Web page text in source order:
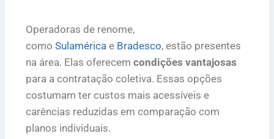
Operadoras de renome,
como Sulamérica e Bradesco, estão presentes
na área. Elas oferecem condições vantajosas
para a contratação coletiva. Essas opções
costumam ter custos mais acessíveis e
carências reduzidas em comparação com
planos individuais.